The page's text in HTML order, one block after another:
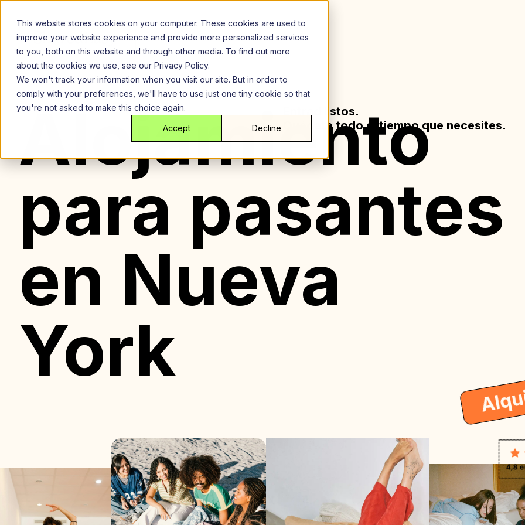
This website stores cookies on your computer. These cookies are used to
improve your website experience and provide more personalized services
to you, both on this website and through other media. To find out more
about the cookies we use, see our Privacy Policy.
We won't track your information when you visit our site. But in order to
comply with your preferences, we'll have to use just one tiny cookie so that
you're not asked to make this choice again.
Accept Decline
Saltar
contenido
Alojamiento
para pasantes
en Nueva
York
Entrad listos.
Quédate todo el tiempo que necesites.
4,8